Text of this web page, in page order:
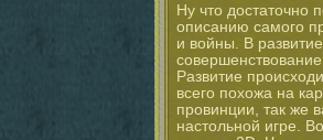
Ну что достаточно
описанию самого
и войны. В
Развитие
всего похожа на
провинции, так же
настольной игре.